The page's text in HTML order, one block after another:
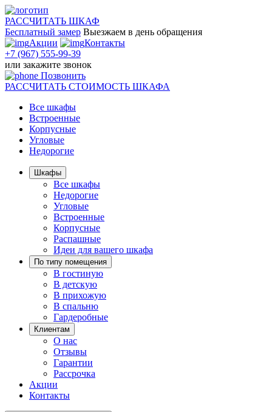
РАССЧИТАТЬ ШКАФ
Бесплатный замер Выезжаем в день обращения
Акции
Контакты
+7 (967) 555-99-39
или закажите звонок
Позвонить
РАССЧИТАТЬ СТОИМОСТЬ ШКАФА
Все шкафы
Встроенные
Корпусные
Угловые
Недорогие
Шкафы
Все шкафы
Недорогие
Угловые
Встроенные
Корпусные
Распашные
Идеи для вашего шкафа
По типу помещения
В гостиную
В детскую
В прихожую
В спальню
Гардеробные
Клиентам
О нас
Отзывы
Гарантии
Рассрочка
Акции
Контакты